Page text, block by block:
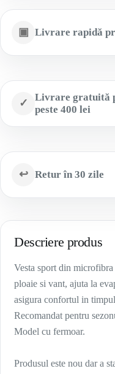
▣ Livrare rapidă
✓
Livrare gratuită
peste 400 lei
↩ Retur în 30 zile
Descriere produs
Vesta sport din
ploaie si vant, ajuta la
asigura confortul in
Recomandat pentru
Model cu fermoar.
Produsul este nou dar a